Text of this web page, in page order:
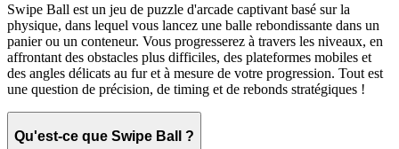
Swipe Ball est un jeu de puzzle d'arcade captivant basé sur la
physique, dans lequel vous lancez une balle rebondissante dans un
panier ou un conteneur. Vous progresserez à travers les niveaux, en
affrontant des obstacles plus difficiles, des plateformes mobiles et
des angles délicats au fur et à mesure de votre progression. Tout est
une question de précision, de timing et de rebonds stratégiques !
Qu'est-ce que Swipe Ball ?